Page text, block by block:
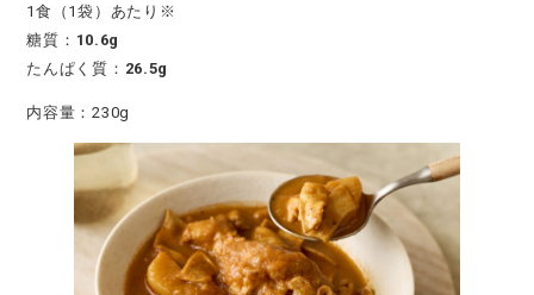
1食（1袋）あたり※
糖質： 10.6g
たんぱく質： 26.5g
内容量：230g